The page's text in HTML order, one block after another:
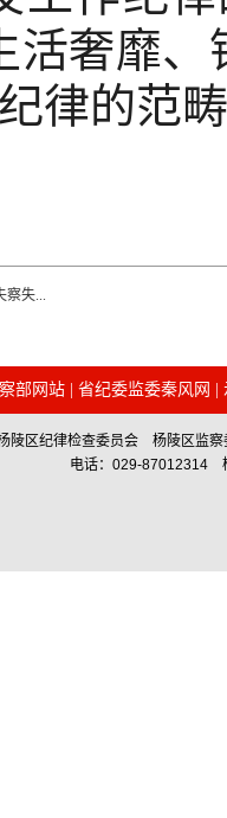
活奢靡
律的范
察失...
部网站| 省纪委监委秦风网
陵区纪律检查委员会 杨陵区监
电话：029-87012314